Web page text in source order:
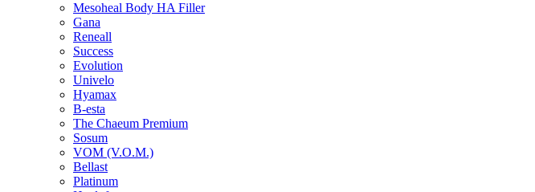
Mesoheal Body HA Filler
Gana
Reneall
Success
Evolution
Univelo
Hyamax
B-esta
The Chaeum Premium
Sosum
VOM (V.O.M.)
Bellast
Platinum